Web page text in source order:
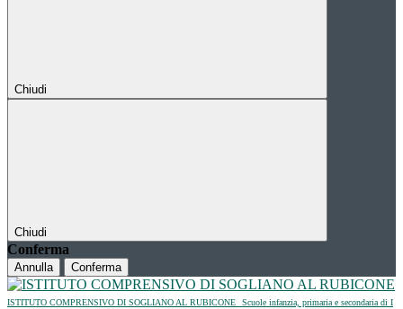
Chiudi
Chiudi
Conferma
Annulla Conferma
ISTITUTO COMPRENSIVO DI SOGLIANO AL RUBICONE
Scuole infanzia, primaria e secondaria di I